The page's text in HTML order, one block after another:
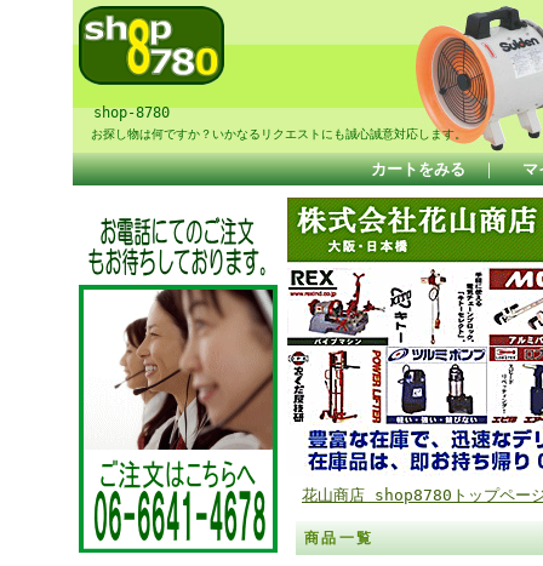
shop-8780
お探し物は何ですか？いかなるリクエストにも誠心誠意対応します。
カートをみる ｜ マ
花山商店 shop8780トップペー
商品一覧